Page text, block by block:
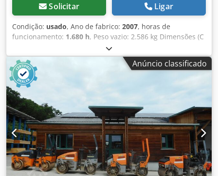
Solicitar Ligar
Condição: usado, Ano de fabrico: 2007, horas de
funcionamento: 1.680 h, Peso vazio: 2.586 kg Dimensões (C
x L x A): 248 x 128 x 180 cm Crodpfozb I Tmjx Aipjf
Anúncio classificado